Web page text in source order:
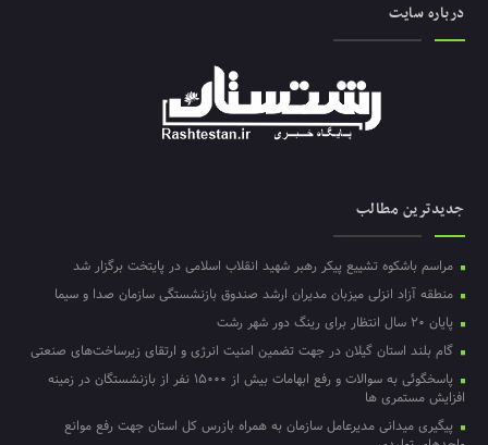
درباره سایت
جدیدترین مطالب
مراسم باشکوه تشییع پیکر رهبر شهید انقلاب اسلامی در پایتخت برگزار شد
منطقه آزاد انزلی میزبان مدیران ارشد صندوق بازنشستگی سازمان صدا و سیما
پایان ۲۰ سال انتظار برای رینگ دور شهر رشت
گام بلند استان گیلان در جهت تضمین امنیت انرژی و ارتقای زیرساخت‌های صنعتی
پاسخگوئی به سوالات و رفع ابهامات بیش از ۱۵۰۰۰ نفر از بازنشستگان در زمینه
افزایش مستمری ها
پیگیری میدانی مدیرعامل سازمان به همراه بازرس کل استان جهت رفع موانع